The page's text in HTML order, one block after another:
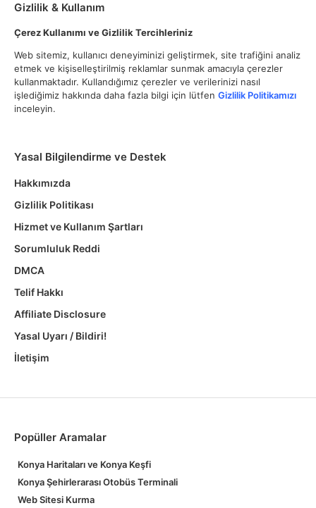
Gizlilik & Kullanım
Çerez Kullanımı ve Gizlilik Tercihleriniz
Web sitemiz, kullanıcı deneyiminizi geliştirmek, site trafiğini analiz
etmek ve kişiselleştirilmiş reklamlar sunmak amacıyla çerezler
kullanmaktadır. Kullandığımız çerezler ve verilerinizi nasıl
işlediğimiz hakkında daha fazla bilgi için lütfen Gizlilik Politikamızı
inceleyin.
Yasal Bilgilendirme ve Destek
Hakkımızda
Gizlilik Politikası
Hizmet ve Kullanım Şartları
Sorumluluk Reddi
DMCA
Telif Hakkı
Affiliate Disclosure
Yasal Uyarı / Bildiri!
İletişim
Popüller Aramalar
Konya Haritaları ve Konya Keşfi
Konya Şehirlerarası Otobüs Terminali
Web Sitesi Kurma